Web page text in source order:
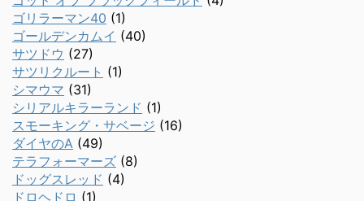
ゴリラーマン40 (1)
ゴールデンカムイ (40)
サツドウ (27)
サツリクルート (1)
シマウマ (31)
シリアルキラーランド (1)
スモーキング・サベージ (16)
ダイヤのA (49)
テラフォーマーズ (8)
ドッグスレッド (4)
ドロヘドロ (1)